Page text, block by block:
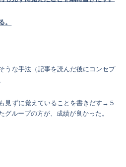
。
うな手法（記事を読んだ後にコンセプ
見ずに覚えていることを書きだす→５
グループの方が、成績が良かった。